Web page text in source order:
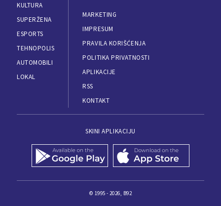
KULTURA
SUPERŽENA
ESPORTS
TEHNOPOLIS
AUTOMOBILI
LOKAL
MARKETING
IMPRESUM
PRAVILA KORIŠĆENJA
POLITIKA PRIVATNOSTI
APLIKACIJE
RSS
KONTAKT
SKINI APLIKACIJU
© 1995 - 2026, B92